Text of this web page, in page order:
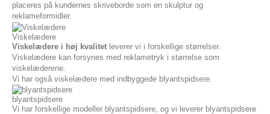
placeres på kundernes skriveborde som en skulptur og
reklameformidler.
Viskelædere
Viskelædere i høj kvalitet leverer vi i forskellige størrelser.
Viskelædere kan forsynes med reklametryk i størrelse som
viskelæderene.
Vi har også viskelædere med indbyggede blyantspidsere.
blyantspidsere
Vi har forskellige modeller blyantspidsere, og vi leverer blyantspidsere